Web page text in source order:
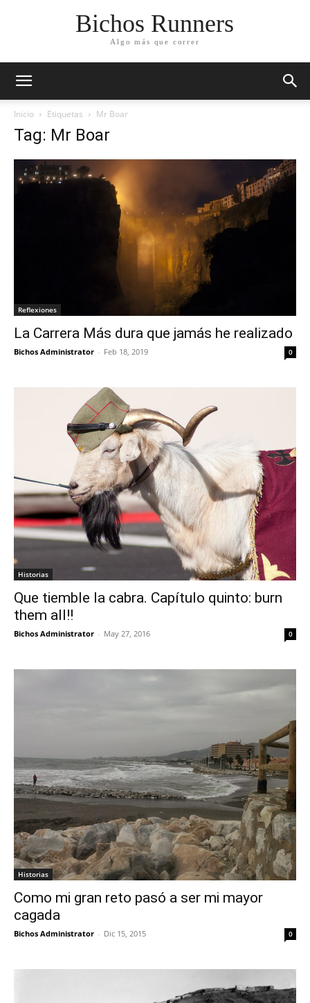
Bichos Runners
Algo más que correr
Inicio Etiquetas Mr Boar
Tag: Mr Boar
Reflexiones
La Carrera Más dura que jamás he realizado
Bichos Administrator - Feb 18, 2019 0
Historias
Que tiemble la cabra. Capítulo quinto: burn
them all!!
Bichos Administrator - May 27, 2016 0
Historias
Como mi gran reto pasó a ser mi mayor
cagada
Bichos Administrator - Dic 15, 2015 0